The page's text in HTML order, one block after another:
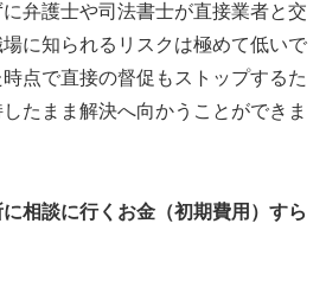
弁護士や司法書士が直接業者と交
に知られるリスクは極めて低いで
点で直接の督促もストップするた
たまま解決へ向かうことができま
相談に行くお金（初期費用）すら